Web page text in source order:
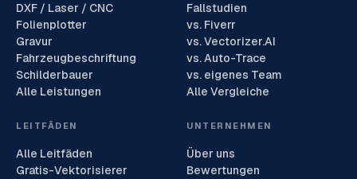
DXF / Laser / CNC
Folienplotter
Gravur
Fahrzeugbeschriftung
Schilderbauer
Alle Leistungen
Fallstudien
vs. Fiverr
vs. Vectorizer.AI
vs. Auto-Trace
vs. eigenes Team
Alle Vergleiche
LEITFÄDEN
Alle Leitfäden
Gratis-Vektorisierer
UNTERNEHMEN
Über uns
Bewertungen